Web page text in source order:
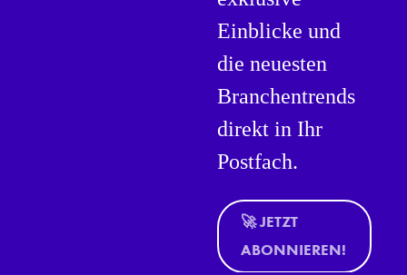
Einblicke und
die neuesten
Branchentrends
direkt in Ihr
Postfach.
🚀 JETZT
ABONNIEREN!